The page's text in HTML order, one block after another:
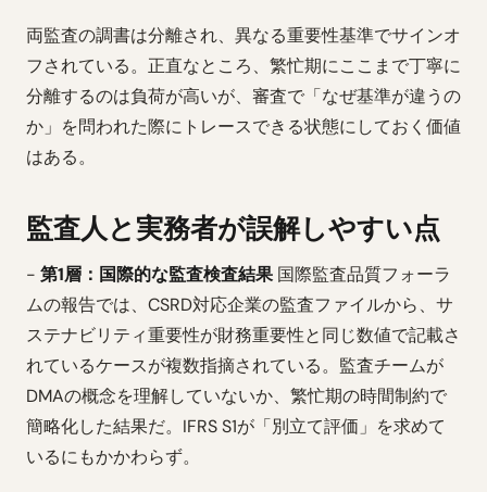
両監査の調書は分離され、異なる重要性基準でサインオ
フされている。正直なところ、繁忙期にここまで丁寧に
分離するのは負荷が高いが、審査で「なぜ基準が違うの
か」を問われた際にトレースできる状態にしておく価値
はある。
監査人と実務者が誤解しやすい点
- 第1層：国際的な監査検査結果 国際監査品質フォーラ
ムの報告では、CSRD対応企業の監査ファイルから、サ
ステナビリティ重要性が財務重要性と同じ数値で記載さ
れているケースが複数指摘されている。監査チームが
DMAの概念を理解していないか、繁忙期の時間制約で
簡略化した結果だ。IFRS S1が「別立て評価」を求めて
いるにもかかわらず。